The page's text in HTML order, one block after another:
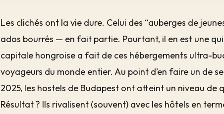
Les clichés ont la vie dure. Celui des “auberges de
ados bourrés — en fait partie. Pourtant, il en est une
capitale hongroise a fait de ces hébergements ultra-
voyageurs du monde entier. Au point d’en faire un de
2025, les hostels de Budapest ont atteint un niveau
Résultat ? Ils rivalisent (souvent) avec les hôtels en